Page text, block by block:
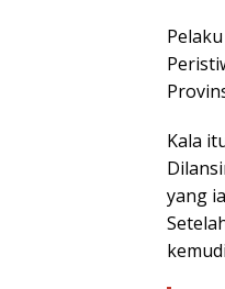
Kala
yang